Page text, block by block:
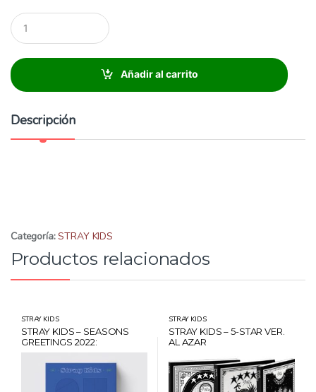
C
a
n
i
d
:
Añadir al carrito
Descripción
Categoría:STRAY KIDS
Productos relacionados
STRAY KIDS
STRAY KIDS – SEASONS
GREETINGS 2022:
ROOM,MATES + BONUS +
CARD HANTEO
STRAY KIDS
STRAY KIDS – 5-STAR VER.
AL AZAR